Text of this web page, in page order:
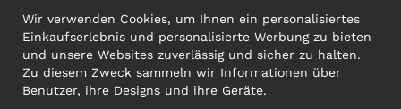
FIRMA
Wir verwenden Cookies, um Ihnen ein personalisiertes
Einkaufserlebnis und personalisierte Werbung zu bieten
und unsere Websites zuverlässig und sicher zu halten.
Zu diesem Zweck sammeln wir Informationen über
Benutzer, ihre Designs und ihre Geräte.